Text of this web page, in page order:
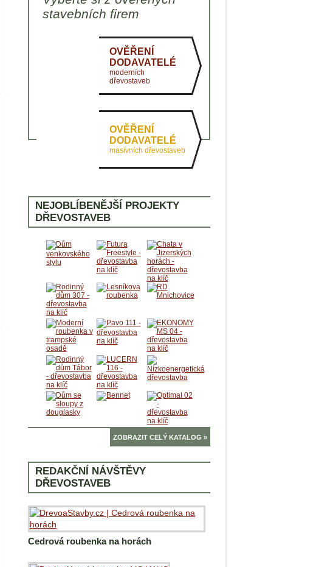
AKTUÁLNĚ
ZDRAVÉ BYDLENÍ
stavebních firem
OVĚŘENÍ
DODAVATELÉ
moderních
dřevostaveb
OVĚŘENÍ
DODAVATELÉ
masivních dřevostaveb
NEJOBLÍBENĚJŠÍ PROJEKTY
DŘEVOSTAVEB
ZOBRAZIT CELÝ KATALOG »
REDAKČNÍ NÁVŠTĚVY
DŘEVOSTAVEB
Cedrová roubenka na horách